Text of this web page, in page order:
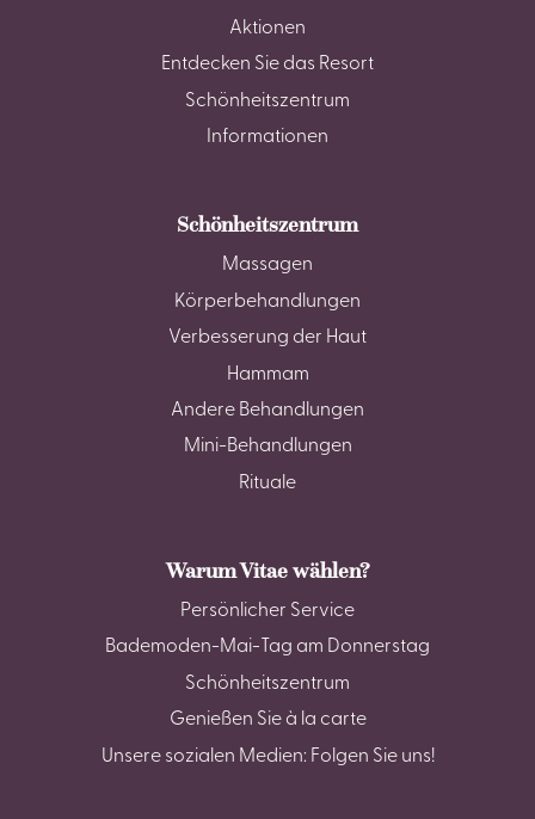
Aktionen
Entdecken Sie das Resort
Schönheitszentrum
Informationen
Schönheitszentrum
Massagen
Körperbehandlungen
Verbesserung der Haut
Hammam
Andere Behandlungen
Mini-Behandlungen
Rituale
Warum Vitae wählen?
Persönlicher Service
Bademoden-Mai-Tag am Donnerstag
Schönheitszentrum
Genießen Sie à la carte
Unsere sozialen Medien: Folgen Sie uns!